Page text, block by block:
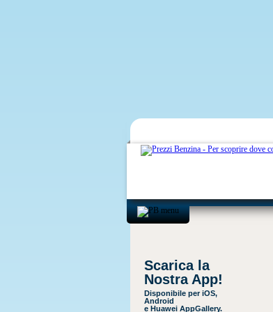
Scarica la
Nostra App!
Disponibile per iOS,
Android
e Huawei AppGallery.